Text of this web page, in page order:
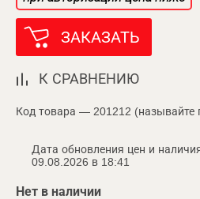
ЗАКАЗАТЬ
К СРАВНЕНИЮ
Код товара — 201212 (называйте
Дата обновления цен и
09.08.2026 в 18:41
Нет в наличии